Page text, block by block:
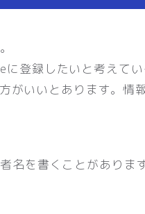
登録したいと考えてい
がいいとあります。情
名を書くことがありま